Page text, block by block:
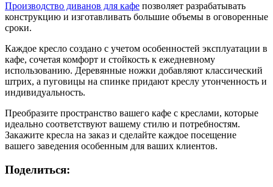
Производство диванов для кафе позволяет разрабатывать
конструкцию и изготавливать большие объемы в оговоренные
сроки.
Каждое кресло создано с учетом особенностей эксплуатации в
кафе, сочетая комфорт и стойкость к ежедневному
использованию. Деревянные ножки добавляют классический
штрих, а пуговицы на спинке придают креслу утонченность и
индивидуальность.
Преобразите пространство вашего кафе с креслами, которые
идеально соответствуют вашему стилю и потребностям.
Закажите кресла на заказ и сделайте каждое посещение
вашего заведения особенным для ваших клиентов.
Поделиться: